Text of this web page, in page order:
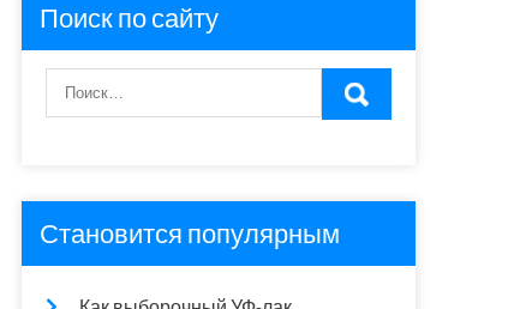
Поиск по сайту
Становится популярным